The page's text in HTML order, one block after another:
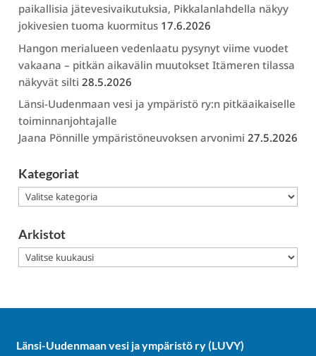
paikallisia jätevesivaikutuksia, Pikkalanlahdella näkyy
jokivesien tuoma kuormitus 17.6.2026
Hangon merialueen vedenlaatu pysynyt viime vuodet
vakaana – pitkän aikavälin muutokset Itämeren tilassa
näkyvät silti 28.5.2026
Länsi-Uudenmaan vesi ja ympäristö ry:n pitkäaikaiselle
toiminnanjohtajalle
Jaana Pönnille ympäristöneuvoksen arvonimi 27.5.2026
Kategoriat
Kategoriat
Arkistot
Arkistot
Länsi-Uudenmaan vesi ja ympäristö ry (LUVY)